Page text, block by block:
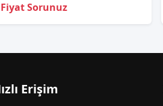
Fiyat Sorunuz
Erişim